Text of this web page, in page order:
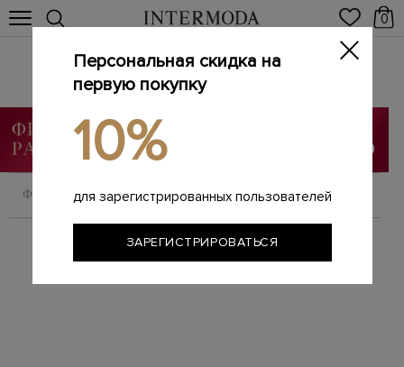
0
Бренды
Главная / Мужчинам
ФИЛЬТРОВАТЬ СОРТИРОВАТЬ
Персональная скидка на
первую покупку
10%
для зарегистрированных пользователей
ЗАРЕГИСТРИРОВАТЬСЯ